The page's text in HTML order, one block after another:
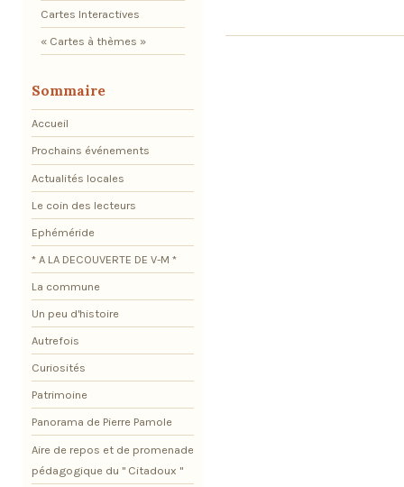
Cartes Interactives
« Cartes à thèmes »
Sommaire
Accueil
Prochains événements
Actualités locales
Le coin des lecteurs
Ephéméride
* A LA DECOUVERTE DE V-M *
La commune
Un peu d'histoire
Autrefois
Curiosités
Patrimoine
Panorama de Pierre Pamole
Aire de repos et de promenade
pédagogique du " Citadoux "